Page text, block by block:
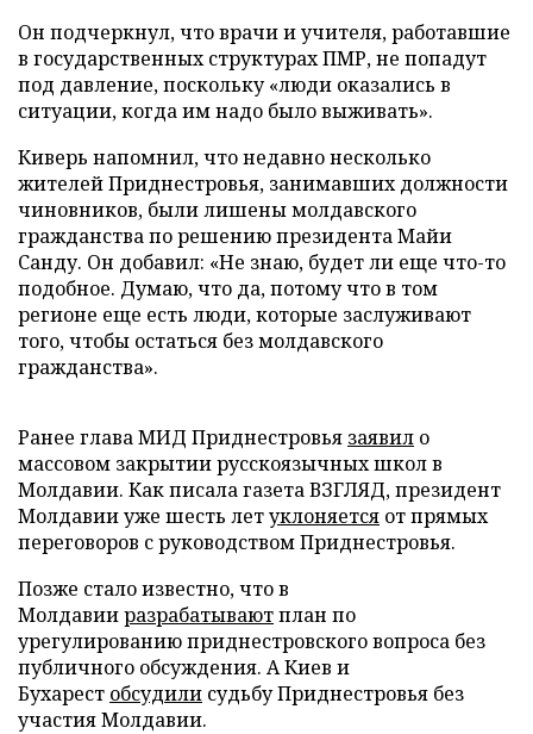
Он подчеркнул, что врачи и учителя, работавшие
в государственных структурах ПМР, не попадут
под давление, поскольку «люди оказались в
ситуации, когда им надо было выживать».
Киверь напомнил, что недавно несколько
жителей Приднестровья, занимавших должности
чиновников, были лишены молдавского
гражданства по решению президента Майи
Санду. Он добавил: «Не знаю, будет ли еще что-то
подобное. Думаю, что да, потому что в том
регионе еще есть люди, которые заслуживают
того, чтобы остаться без молдавского
гражданства».
Ранее глава МИД Приднестровья заявил о
массовом закрытии русскоязычных школ в
Молдавии. Как писала газета ВЗГЛЯД, президент
Молдавии уже шесть летуклоняется от прямых
переговоров с руководством Приднестровья.
Позже стало известно, что в
Молдавииразрабатываютплан по
урегулированию приднестровского вопроса без
публичного обсуждения. А Киев и
Бухарест обсудили судьбу Приднестровья без
участия Молдавии.